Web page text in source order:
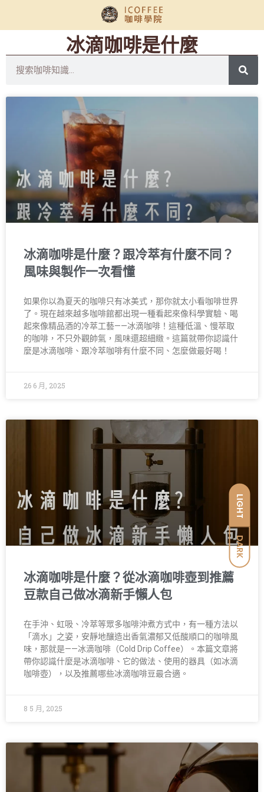
LIGHT
DARK
冰滴咖啡是什麼
冰滴咖啡是什麼？跟冷萃有什麼不同？
風味與製作一次看懂
如果你以為夏天的咖啡只有冰美式，那你就太小看咖啡世界
了。現在越來越多咖啡館都出現一種看起來像科學實驗、喝
起來像精品酒的冷萃工藝——冰滴咖啡！這種低溫、慢萃取
的咖啡，不只外觀帥氣，風味還超細緻。這篇就帶你認識什
麼是冰滴咖啡、跟冷萃咖啡有什麼不同、怎麼做最好喝！
26 6 月, 2025
冰滴咖啡是什麼？從冰滴咖啡壺到推薦
豆款自己做冰滴新手懶人包
在手沖、虹吸、冷萃等眾多咖啡沖煮方式中，有一種方法以
「滴水」之姿，安靜地釀造出香氣濃郁又低酸順口的咖啡風
味，那就是——冰滴咖啡（Cold Drip Coffee）。本篇文章將
帶你認識什麼是冰滴咖啡、它的做法、使用的器具（如冰滴
咖啡壺），以及推薦哪些冰滴咖啡豆最合適。
8 5 月, 2025